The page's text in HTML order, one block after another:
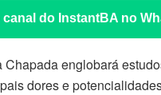
do InstantBA no
englobará
dores e